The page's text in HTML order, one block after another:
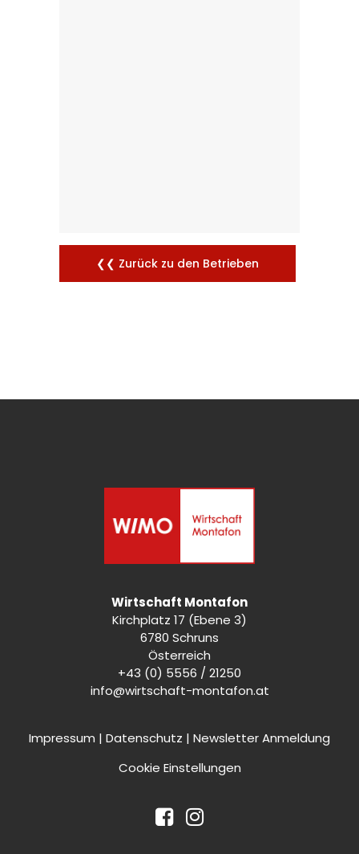
❮❮ Zurück zu den Betrieben
Wirtschaft Montafon
Kirchplatz 17 (Ebene 3)
6780 Schruns
Österreich
+43 (0) 5556 / 21250
info@wirtschaft-montafon.at
Impressum | Datenschutz | Newsletter Anmeldung
Cookie Einstellungen